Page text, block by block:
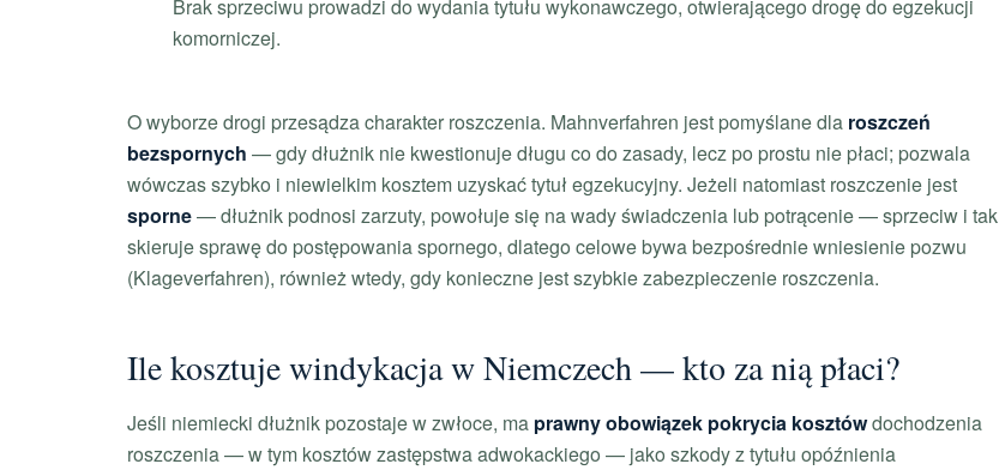
Brak sprzeciwu prowadzi do wydania tytułu wykonawczego, otwierającego drogę do egzekucji
komorniczej.
O wyborze drogi przesądza charakter roszczenia. Mahnverfahren jest pomyślane dla roszczeń
bezspornych — gdy dłużnik nie kwestionuje długu co do zasady, lecz po prostu nie płaci; pozwala
wówczas szybko i niewielkim kosztem uzyskać tytuł egzekucyjny. Jeżeli natomiast roszczenie jest
sporne— dłużnik podnosi zarzuty, powołuje się na wady świadczenia lub potrącenie — sprzeciw i tak
skieruje sprawę do postępowania spornego, dlatego celowe bywa bezpośrednie wniesienie pozwu
(Klageverfahren), również wtedy, gdy konieczne jest szybkie zabezpieczenie roszczenia.
Ile kosztuje windykacja w Niemczech — kto za nią płaci?
Jeśli niemiecki dłużnik pozostaje w zwłoce, ma prawny obowiązek pokrycia kosztówdochodzenia
roszczenia — w tym kosztów zastępstwa adwokackiego — jako szkody z tytułu opóźnienia